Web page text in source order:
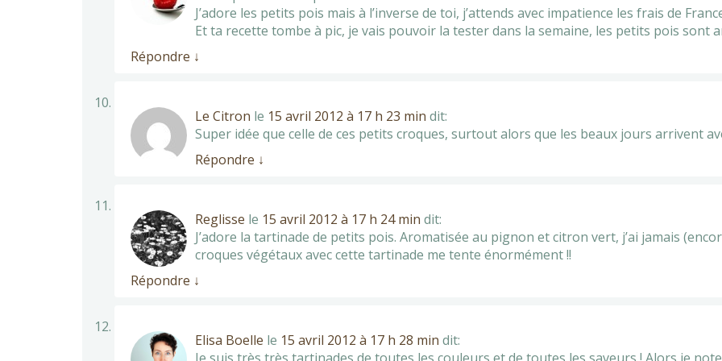
J’adore les petits pois mais à l’inverse de toi, j’attends avec impatience les frais de
Et ta recette tombe à pic, je vais pouvoir la tester dans la semaine, les petits pois sont
Répondre ↓
Le Citron le 15 avril 2012 à 17 h 23 min dit:
Super idée que celle de ces petits croques, surtout alors que les beaux jours arrivent
Répondre ↓
Reglisse le 15 avril 2012 à 17 h 24 min dit:
J’adore la tartinade de petits pois. Aromatisée au pignon et citron vert, j’ai jamais
croques végétaux avec cette tartinade me tente énormément !!
Répondre ↓
Elisa Boelle le 15 avril 2012 à 17 h 28 min dit: